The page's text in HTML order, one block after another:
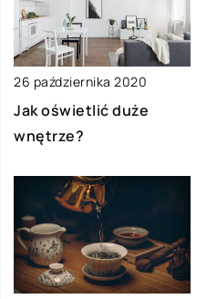
26 października 2020
Jak oświetlić duże
wnętrze?